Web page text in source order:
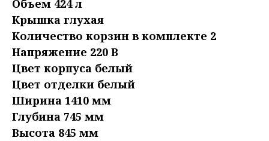
Объем 424 л
Крышка глухая
Количество корзин в комплекте 2
Напряжение 220 В
Цвет корпуса белый
Цвет отделки белый
Ширина 1410 мм
Глубина 745 мм
Высота 845 мм